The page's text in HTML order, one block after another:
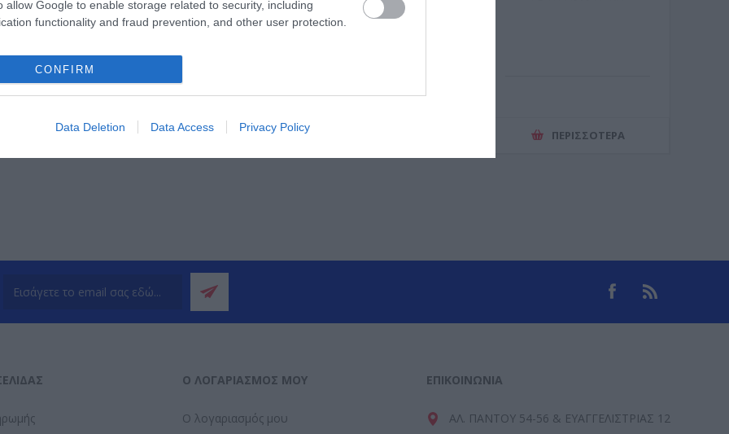
allow Google to enable storage related to security, including
functionality and fraud prevention, and other user protection.
CONFIRM
Data Deletion Data Access Privacy Policy
ΠΕΡΙΣΣΌΤΕΡΑ ΠΕΡΙΣΣΌΤΕΡΑ
Ο ΛΟΓΑΡΙΑΣΜΌΣ ΜΟΥ
Ο λογαριασμός μου
ΕΠΙΚΟΙΝΩΝΊΑ
ΑΛ. ΠΑΝΤΟΥ 54-56 & ΕΥΑΓΓΕΛΙΣΤΡΙΑΣ 12